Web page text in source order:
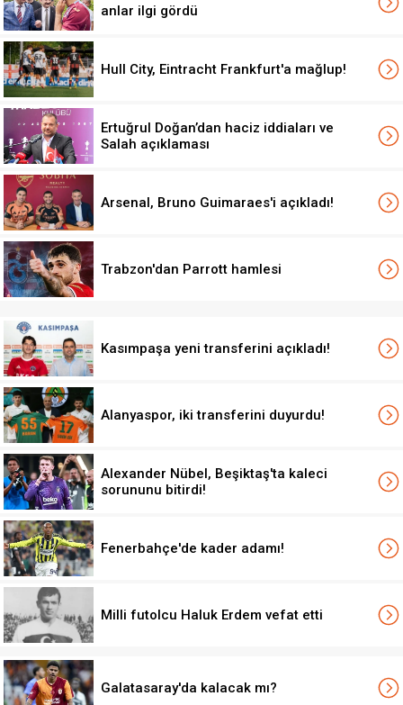
anlar ilgi gördü
Hull City, Eintracht Frankfurt'a mağlup!
Ertuğrul Doğan’dan haciz iddiaları ve
Salah açıklaması
Arsenal, Bruno Guimaraes'i açıkladı!
Trabzon'dan Parrott hamlesi
Kasımpaşa yeni transferini açıkladı!
Alanyaspor, iki transferini duyurdu!
Alexander Nübel, Beşiktaş'ta kaleci
sorununu bitirdi!
Fenerbahçe'de kader adamı!
Milli futolcu Haluk Erdem vefat etti
Galatasaray'da kalacak mı?